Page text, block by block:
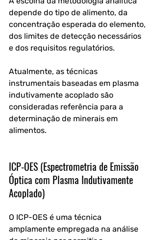
depende do tipo de alimento, da
concentração esperada do elemento,
dos limites de detecção necessários
e dos requisitos regulatórios.
Atualmente, as técnicas
instrumentais baseadas em plasma
indutivamente acoplado são
consideradas referência para a
determinação de minerais em
alimentos.
ICP-OES (Espectrometria de Emissão
Óptica com Plasma Indutivamente
Acoplado)
O ICP-OES é uma técnica
amplamente empregada na análise